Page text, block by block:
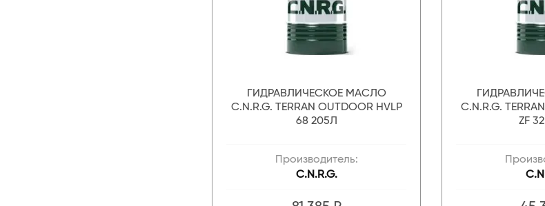
ГИДРАВЛИЧЕСКОЕ МАСЛО
C.N.R.G. TERRAN OUTDOOR HVLP
68 205Л
Производитель:
C.N.R.G.
C.N.R.G.
ZF